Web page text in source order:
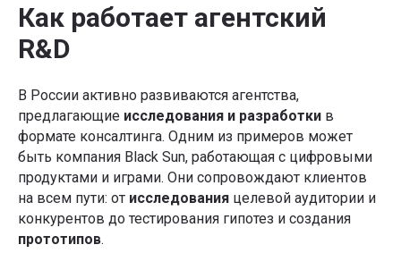
Как работает агентский
R&D
В России активно развиваются агентства,
предлагающие исследования и разработки в
формате консалтинга. Одним из примеров может
быть компания Black Sun, работающая с цифровыми
продуктами и играми. Они сопровождают клиентов
на всем пути: от исследования целевой аудитории и
конкурентов до тестирования гипотез и создания
прототипов.
Обучение OKR с нуля до профи
или компании, мотивируйте сотрудников на прорыв
разбор ваших целей и обратная связь от экспертов
шаблоны для планирования целей и дизайна OKR-сессий
сертифицированный документ от центра OKR Standard